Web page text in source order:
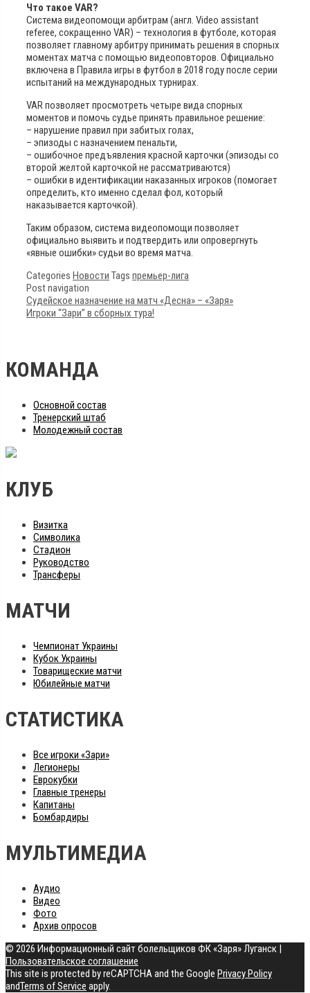
Что такое VAR?
Система видеопомощи арбитрам (англ. Video assistant
referee, сокращенно VAR) – технология в футболе, которая
позволяет главному арбитру принимать решения в спорных
моментах матча с помощью видеоповторов. Официально
включена в Правила игры в футбол в 2018 году после серии
испытаний на международных турнирах.
VAR позволяет просмотреть четыре вида спорных
моментов и помочь судье принять правильное решение:
– нарушение правил при забитых голах,
– эпизоды с назначением пенальти,
– ошибочное предъявления красной карточки (эпизоды со
второй желтой карточкой не рассматриваются)
– ошибки в идентификации наказанных игроков (помогает
определить, кто именно сделал фол, который
наказывается карточкой).
Таким образом, система видеопомощи позволяет
официально выявить и подтвердить или опровергнуть
«явные ошибки» судьи во время матча.
Categories Новости Tags премьер-лига
Post navigation
Судейское назначение на матч «Десна» – «Заря»
Игроки “Зари” в сборных тура!
КОМАНДА
Основной состав
Тренерский штаб
Молодежный состав
КЛУБ
Визитка
Символика
Стадион
Руководство
Трансферы
МАТЧИ
Чемпионат Украины
Кубок Украины
Товарищеские матчи
Юбилейные матчи
СТАТИСТИКА
Все игроки «Зари»
Легионеры
Еврокубки
Главные тренеры
Капитаны
Бомбардиры
МУЛЬТИМЕДИА
Аудио
Видео
Фото
Архив опросов
© 2026 Информационный сайт болельщиков ФК «Заря» Луганск |
Пользовательское соглашение
This site is protected by reCAPTCHA and the Google Privacy Policy
andTerms of Service apply.